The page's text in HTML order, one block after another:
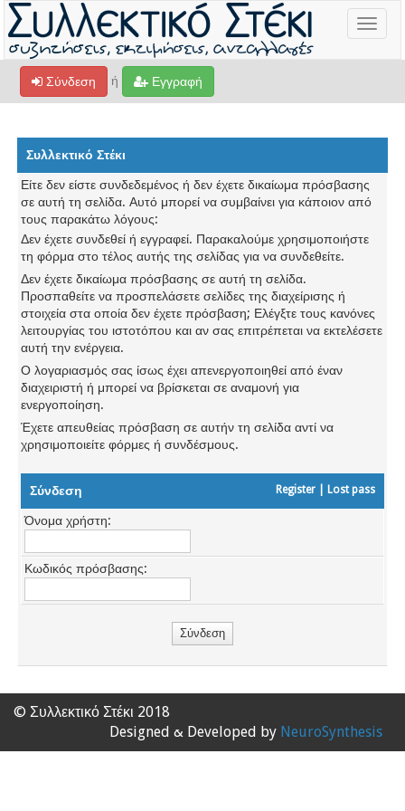
Toggle
Σύνδεση ή Εγγραφή
Συλλεκτικό Στέκι
Είτε δεν είστε συνδεδεμένος ή δεν έχετε δικαίωμα πρόσβασης
σε αυτή τη σελίδα. Αυτό μπορεί να συμβαίνει για κάποιον από
τους παρακάτω λόγους:
Δεν έχετε συνδεθεί ή εγγραφεί. Παρακαλούμε χρησιμοποιήστε
τη φόρμα στο τέλος αυτής της σελίδας για να συνδεθείτε.
Δεν έχετε δικαίωμα πρόσβασης σε αυτή τη σελίδα.
Προσπαθείτε να προσπελάσετε σελίδες της διαχείρισης ή
στοιχεία στα οποία δεν έχετε πρόσβαση; Ελέγξτε τους κανόνες
λειτουργίας του ιστοτόπου και αν σας επιτρέπεται να εκτελέσετε
αυτή την ενέργεια.
Ο λογαριασμός σας ίσως έχει απενεργοποιηθεί από έναν
διαχειριστή ή μπορεί να βρίσκεται σε αναμονή για
ενεργοποίηση.
Έχετε απευθείας πρόσβαση σε αυτήν τη σελίδα αντί να
χρησιμοποιείτε φόρμες ή συνδέσμους.
Σύνδεση Register| Lost pass
Όνομα χρήστη:
Κωδικός πρόσβασης:
© Συλλεκτικό Στέκι 2018
Designed & Developed by NeuroSynthesis